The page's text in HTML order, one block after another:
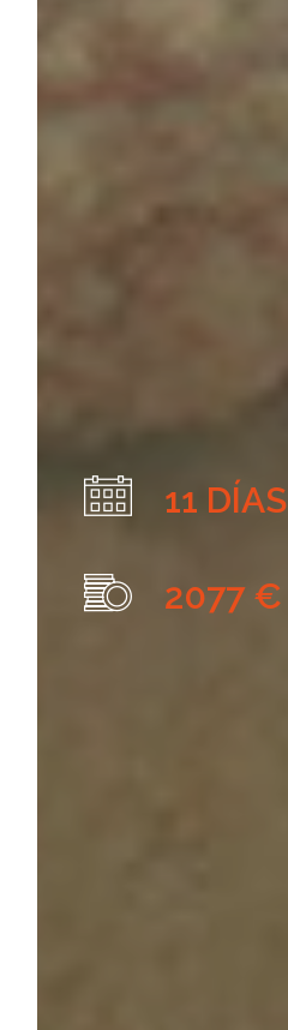
11 DÍAS
2077 €